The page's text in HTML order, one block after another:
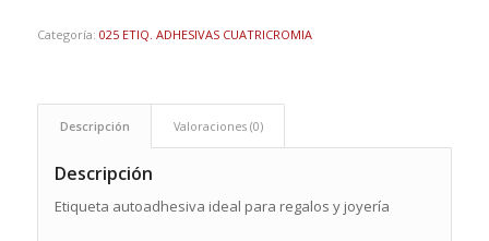
Categoría: 025 ETIQ. ADHESIVAS CUATRICROMIA
Descripción Valoraciones (0)
Descripción
Etiqueta autoadhesiva ideal para regalos y joyería